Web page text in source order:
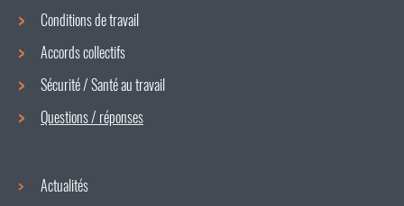
Menu
de
navigation
Conditions de travail
Accords collectifs
Sécurité / Santé au travail
Questions / réponses
Actualités